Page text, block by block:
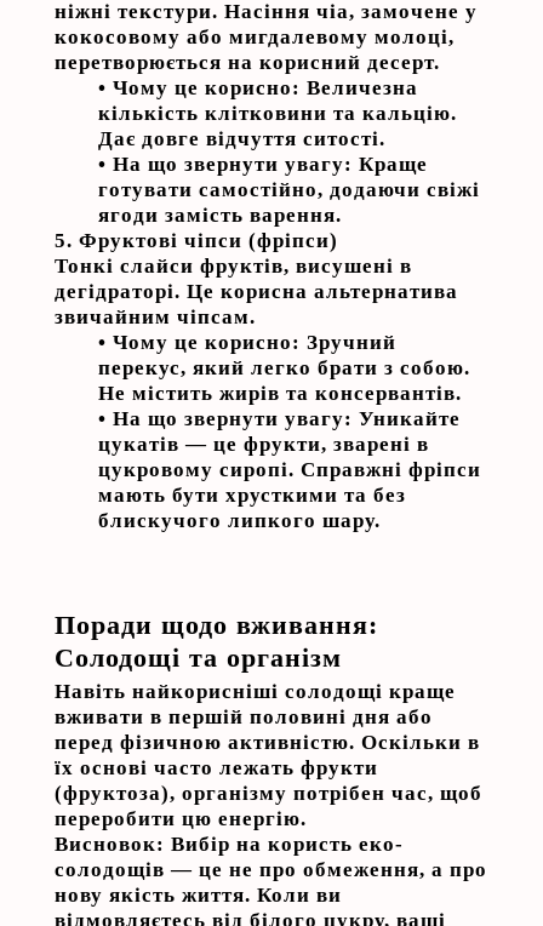
ніжні текстури. Насіння чіа, замочене у
кокосовому або мигдалевому молоці,
перетворюється на корисний десерт.
• Чому це корисно: Величезна
кількість клітковини та кальцію.
Дає довге відчуття ситості.
• На що звернути увагу: Краще
готувати самостійно, додаючи свіжі
ягоди замість варення.
5. Фруктові чіпси (фріпси)
Тонкі слайси фруктів, висушені в
дегідраторі. Це корисна альтернатива
звичайним чіпсам.
• Чому це корисно: Зручний
перекус, який легко брати з собою.
Не містить жирів та консервантів.
• На що звернути увагу: Уникайте
цукатів — це фрукти, зварені в
цукровому сиропі. Справжні фріпси
мають бути хрусткими та без
блискучого липкого шару.
Поради щодо вживання:
Солодощі та організм
Навіть найкорисніші солодощі краще
вживати в першій половині дня або
перед фізичною активністю. Оскільки в
їх основі часто лежать фрукти
(фруктоза), організму потрібен час, щоб
переробити цю енергію.
Висновок: Вибір на користь еко-
солодощів — це не про обмеження, а про
нову якість життя. Коли ви
відмовляєтесь від білого цукру, ваші